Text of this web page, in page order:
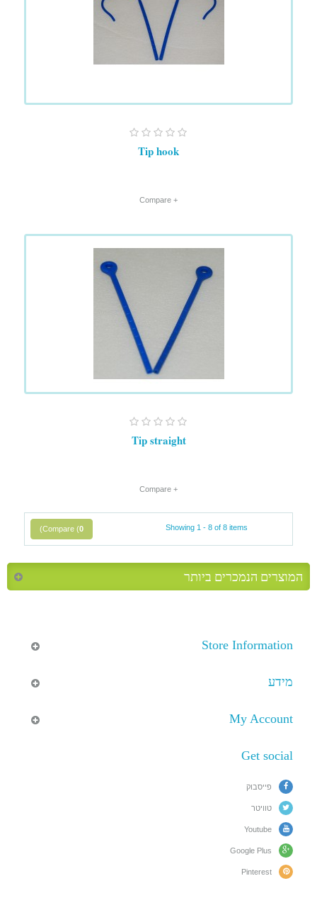
Tip hook
+ Compare
Tip straight
+ Compare
Showing 1 - 8 of 8 items
Compare (0
)
המוצרים הנמכרים ביותר
Store Information
מידע
My Account
Get social
פייסבוק
טוויטר
Youtube
Google Plus
Pinterest